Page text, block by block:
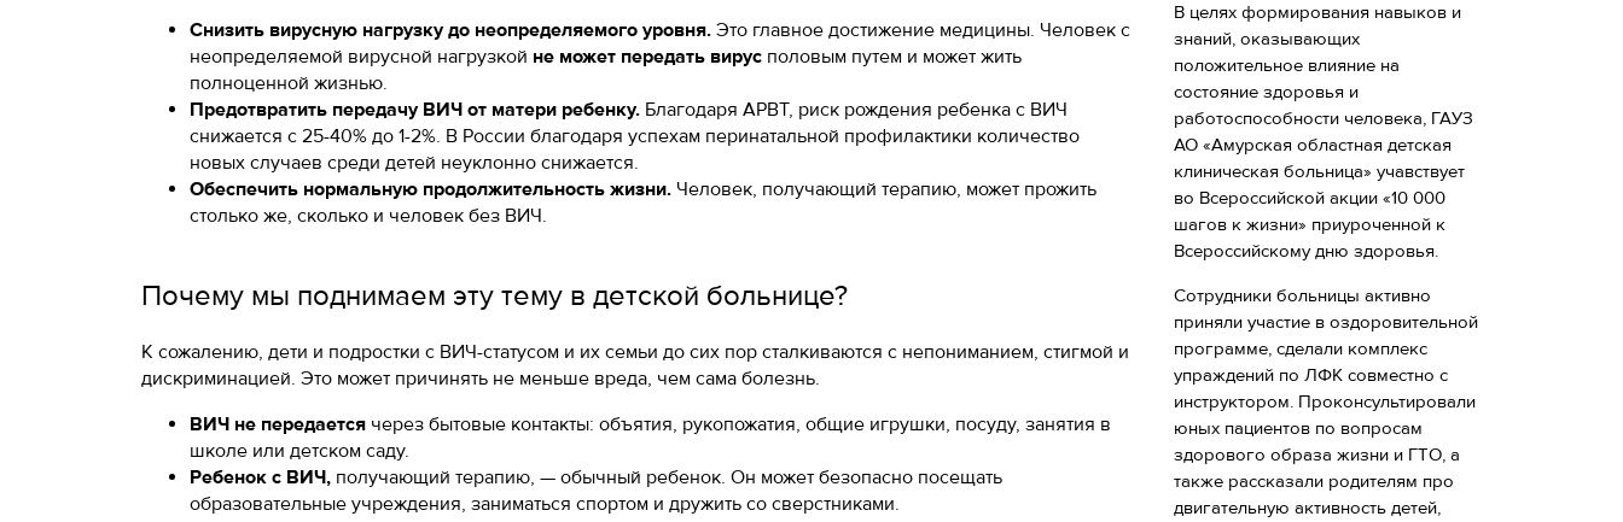
Снизить вирусную нагрузку до неопределяемого уровня. Это главное достижение медицины. Человек с
неопределяемой вирусной нагрузкой не может передать вирус половым путем и может жить
полноценной жизнью.
Предотвратить передачу ВИЧ от матери ребенку. Благодаря АРВТ, риск рождения ребенка с ВИЧ
снижается с 25-40% до 1-2%. В России благодаря успехам перинатальной профилактики количество
новых случаев среди детей неуклонно снижается.
Обеспечить нормальную продолжительность жизни. Человек, получающий терапию, может прожить
столько же, сколько и человек без ВИЧ.
Почему мы поднимаем эту тему в детской больнице?
К сожалению, дети и подростки с ВИЧ-статусом и их семьи до сих пор сталкиваются с непониманием, стигмой и
дискриминацией. Это может причинять не меньше вреда, чем сама болезнь.
ВИЧ не передается через бытовые контакты: объятия, рукопожатия, общие игрушки, посуду, занятия в
школе или детском саду.
Ребенок с ВИЧ, получающий терапию, — обычный ребенок. Он может безопасно посещать
образовательные учреждения, заниматься спортом и дружить со сверстниками.
В целях формирования навыков и
знаний, оказывающих
положительное влияние на
состояние здоровья и
работоспособности человека, ГАУЗ
АО «Амурская областная детская
клиническая больница» учавствует
во Всероссийской акции «10 000
шагов к жизни» приуроченной к
Всероссийскому дню здоровья.
Сотрудники больницы активно
приняли участие в оздоровительной
программе, сделали комплекс
упраждений по ЛФК совместно с
инструктором. Проконсультировали
юных пациентов по вопросам
здорового образа жизни и ГТО, а
также рассказали родителям про
двигательную активность детей,